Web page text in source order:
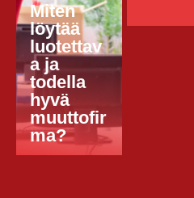
Miten
löytää
luotettav
a ja
todella
hyvä
muuttofir
ma?